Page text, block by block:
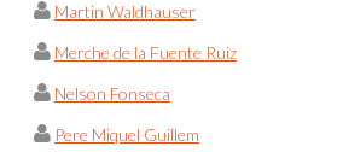
Martin Waldhauser
Merche de la Fuente Ruiz
Nelson Fonseca
Pere Miquel Guillem